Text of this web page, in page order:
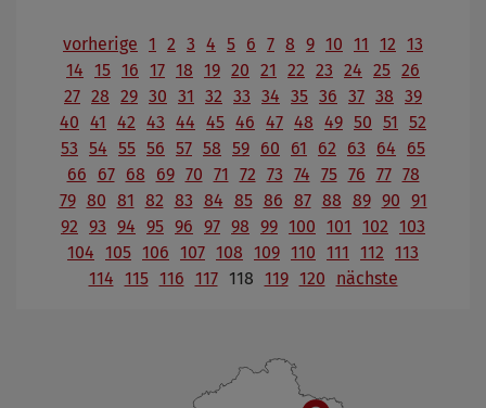
vorherige 1 2 3 4 5 6 7 8 9 10 11 12 13
14 15 16 17 18 19 20 21 22 23 24 25 26
27 28 29 30 31 32 33 34 35 36 37 38 39
40 41 42 43 44 45 46 47 48 49 50 51
52
53 54 55 56 57 58 59 60 61 62 63 64
65
66
67 68 69 70 71 72 73 74 75 76 77 78
79 80 81 82 83 84 85 86 87 88 89 90 91
92 93 94 95 96 97 98 99 100 101 102 103
104 105 106 107 108 109 110 111 112 113
114 115 116 117 118 119 120 nächste